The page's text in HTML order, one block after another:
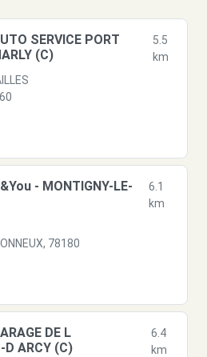
SERVICE PORT
(C)
5.5
km
- MONTIGNY-LE-
6.1
km
78180
DE L
D ARCY (C)
6.4
km